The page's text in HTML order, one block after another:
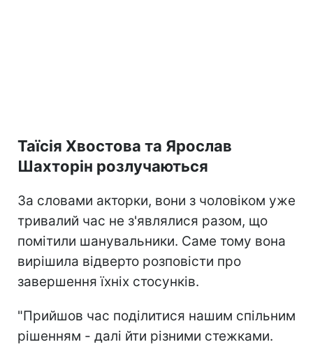
Таїсія Хвостова та Ярослав
Шахторін розлучаються
За словами акторки, вони з чоловіком уже
тривалий час не з'являлися разом, що
помітили шанувальники. Саме тому вона
вирішила відверто розповісти про
завершення їхніх стосунків.
"Прийшов час поділитися нашим спільним
рішенням - далі йти різними стежками.